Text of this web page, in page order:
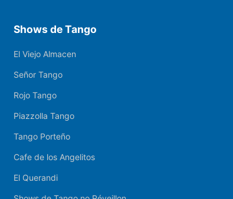
Shows de Tango
El Viejo Almacen
Señor Tango
Rojo Tango
Piazzolla Tango
Tango Porteño
Cafe de los Angelitos
El Querandi